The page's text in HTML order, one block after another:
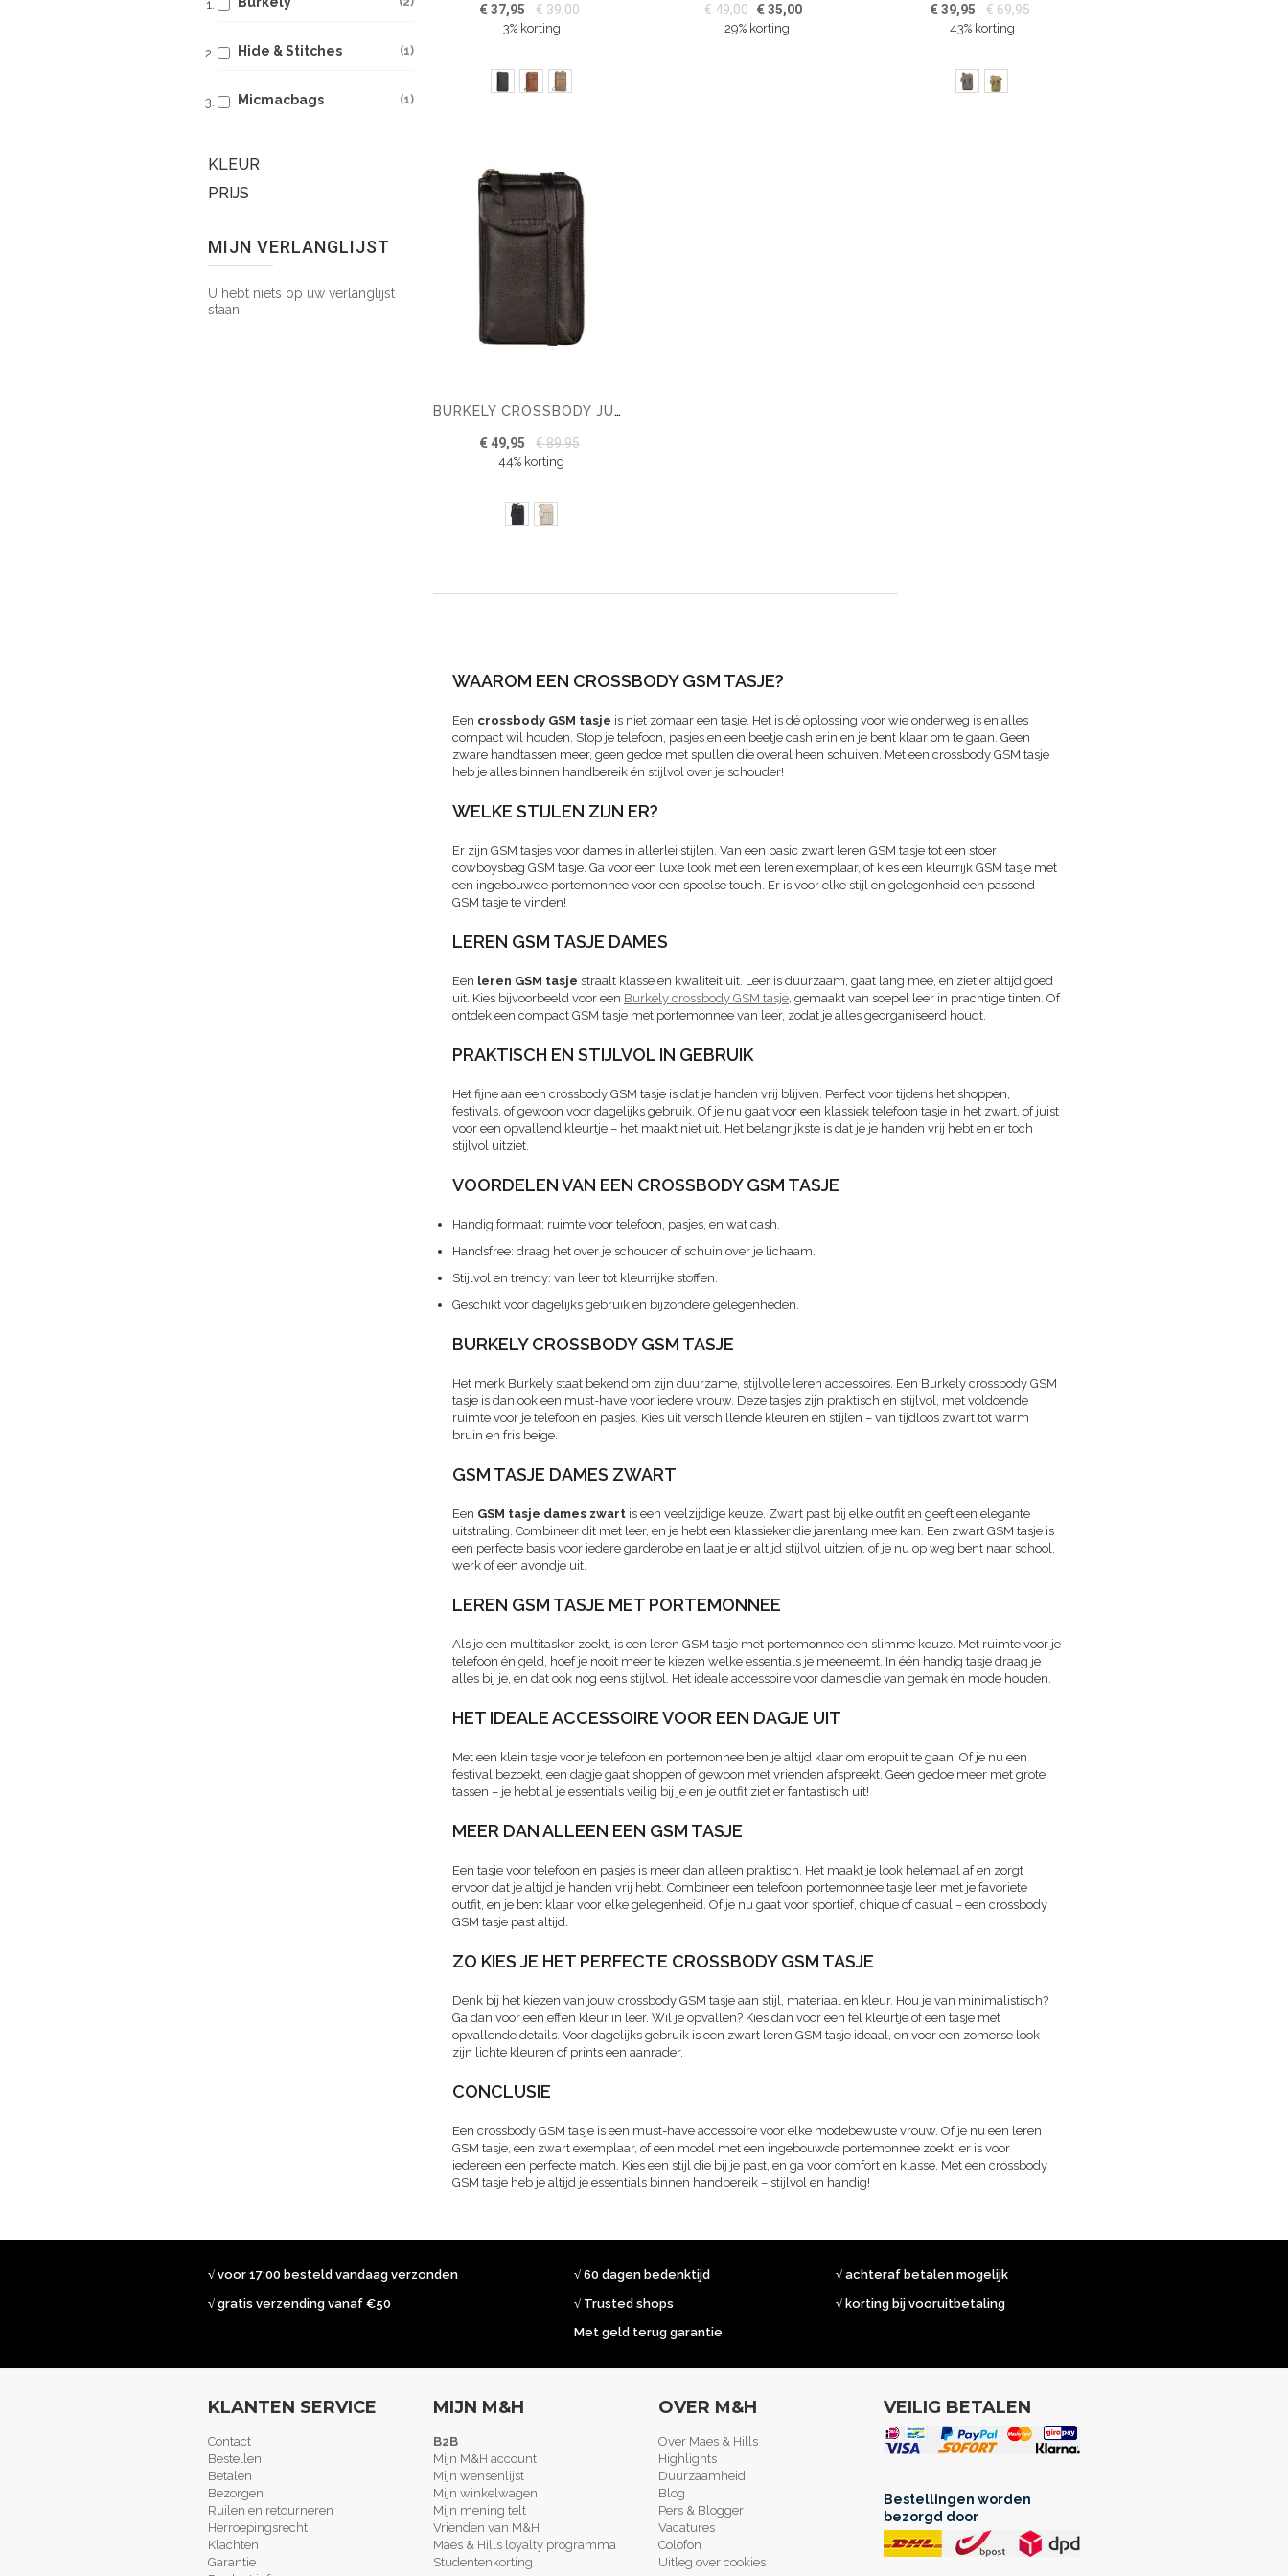
€ 37,95 € 39,00
3% korting
€ 49,00 € 35,00
29% korting
€ 39,95 € 69,95
43% korting
BURKELY CROSSBODY JUST JOLIE PHONE WALLET
€ 49,95 € 89,95
44% korting
WAAROM EEN CROSSBODY GSM TASJE?
Een crossbody GSM tasje is niet zomaar een tasje. Het is dé oplossing voor wie onderweg is en alles
compact wil houden. Stop je telefoon, pasjes en een beetje cash erin en je bent klaar om te gaan. Geen
zware handtassen meer, geen gedoe met spullen die overal heen schuiven. Met een crossbody GSM tasje
heb je alles binnen handbereik én stijlvol over je schouder!
WELKE STIJLEN ZIJN ER?
Er zijn GSM tasjes voor dames in allerlei stijlen. Van een basic zwart leren GSM tasje tot een stoer
cowboysbag GSM tasje. Ga voor een luxe look met een leren exemplaar, of kies een kleurrijk GSM tasje met
een ingebouwde portemonnee voor een speelse touch. Er is voor elke stijl en gelegenheid een passend
GSM tasje te vinden!
LEREN GSM TASJE DAMES
Een leren GSM tasje straalt klasse en kwaliteit uit. Leer is duurzaam, gaat lang mee, en ziet er altijd goed
uit. Kies bijvoorbeeld voor een Burkely crossbody GSM tasje , gemaakt van soepel leer in prachtige tinten. Of
ontdek een compact GSM tasje met portemonnee van leer, zodat je alles georganiseerd houdt.
PRAKTISCH EN STIJLVOL IN GEBRUIK
Het fijne aan een crossbody GSM tasje is dat je handen vrij blijven. Perfect voor tijdens het shoppen,
festivals, of gewoon voor dagelijks gebruik. Of je nu gaat voor een klassiek telefoon tasje in het zwart, of juist
voor een opvallend kleurtje – het maakt niet uit. Het belangrijkste is dat je je handen vrij hebt en er toch
stijlvol uitziet.
VOORDELEN VAN EEN CROSSBODY GSM TASJE
Handig formaat: ruimte voor telefoon, pasjes, en wat cash.
Handsfree: draag het over je schouder of schuin over je lichaam.
Stijlvol en trendy: van leer tot kleurrijke stoffen.
Geschikt voor dagelijks gebruik en bijzondere gelegenheden.
BURKELY CROSSBODY GSM TASJE
Het merk Burkely staat bekend om zijn duurzame, stijlvolle leren accessoires. Een Burkely crossbody GSM
tasje is dan ook een must-have voor iedere vrouw. Deze tasjes zijn praktisch en stijlvol, met voldoende
ruimte voor je telefoon en pasjes. Kies uit verschillende kleuren en stijlen – van tijdloos zwart tot warm
bruin en fris beige.
GSM TASJE DAMES ZWART
Een GSM tasje dames zwart is een veelzijdige keuze. Zwart past bij elke outfit en geeft een elegante
uitstraling. Combineer dit met leer, en je hebt een klassieker die jarenlang mee kan. Een zwart GSM tasje is
een perfecte basis voor iedere garderobe en laat je er altijd stijlvol uitzien, of je nu op weg bent naar school,
werk of een avondje uit.
LEREN GSM TASJE MET PORTEMONNEE
Als je een multitasker zoekt, is een leren GSM tasje met portemonnee een slimme keuze. Met ruimte voor je
telefoon én geld, hoef je nooit meer te kiezen welke essentials je meeneemt. In één handig tasje draag je
alles bij je, en dat ook nog eens stijlvol. Het ideale accessoire voor dames die van gemak én mode houden.
HET IDEALE ACCESSOIRE VOOR EEN DAGJE UIT
Met een klein tasje voor je telefoon en portemonnee ben je altijd klaar om eropuit te gaan. Of je nu een
festival bezoekt, een dagje gaat shoppen of gewoon met vrienden afspreekt. Geen gedoe meer met grote
tassen – je hebt al je essentials veilig bij je en je outfit ziet er fantastisch uit!
MEER DAN ALLEEN EEN GSM TASJE
Een tasje voor telefoon en pasjes is meer dan alleen praktisch. Het maakt je look helemaal af en zorgt
ervoor dat je altijd je handen vrij hebt. Combineer een telefoon portemonnee tasje leer met je favoriete
outfit, en je bent klaar voor elke gelegenheid. Of je nu gaat voor sportief, chique of casual – een crossbody
GSM tasje past altijd.
ZO KIES JE HET PERFECTE CROSSBODY GSM TASJE
Denk bij het kiezen van jouw crossbody GSM tasje aan stijl, materiaal en kleur. Hou je van minimalistisch?
Ga dan voor een effen kleur in leer. Wil je opvallen? Kies dan voor een fel kleurtje of een tasje met
opvallende details. Voor dagelijks gebruik is een zwart leren GSM tasje ideaal, en voor een zomerse look
zijn lichte kleuren of prints een aanrader.
CONCLUSIE
Een crossbody GSM tasje is een must-have accessoire voor elke modebewuste vrouw. Of je nu een leren
GSM tasje, een zwart exemplaar, of een model met een ingebouwde portemonnee zoekt, er is voor
iedereen een perfecte match. Kies een stijl die bij je past, en ga voor comfort en klasse. Met een crossbody
GSM tasje heb je altijd je essentials binnen handbereik – stijlvol en handig!
Hide & Stitches 1
Micmacbags 1
KLEUR
PRIJS
MIJN VERLANGLIJST
U hebt niets op uw verlanglijst
staan.
√ voor 17:00 besteld vandaag verzonden
√ gratis verzending vanaf €50
√ 60 dagen bedenktijd
√ Trusted shops
Met geld terug garantie
√ achteraf betalen mogelijk
√ korting bij vooruitbetaling
KLANTEN SERVICE
Contact
Bestellen
Betalen
Bezorgen
Ruilen en retourneren
Herroepingsrecht
Klachten
Garantie
MIJN M&H
B2B
Mijn M&H account
Mijn wensenlijst
Mijn winkelwagen
Mijn mening telt
Vrienden van M&H
Maes & Hills loyalty programma
Studentenkorting
OVER M&H
Over Maes & Hills
Highlights
Duurzaamheid
Blog
Pers & Blogger
Vacatures
Colofon
Uitleg over cookies
VEILIG BETALEN
Bestellingen worden
bezorgd door